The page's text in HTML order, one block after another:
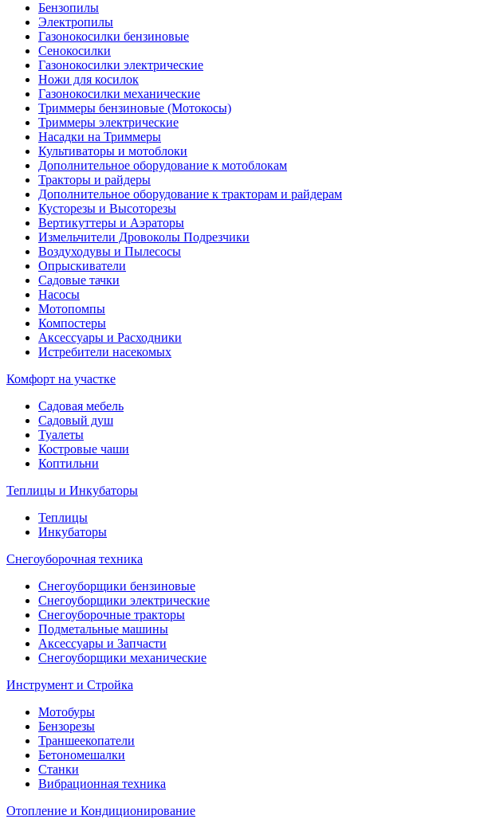
Бензопилы
Электропилы
Газонокосилки бензиновые
Сенокосилки
Газонокосилки электрические
Ножи для косилок
Газонокосилки механические
Триммеры бензиновые (Мотокосы)
Триммеры электрические
Насадки на Триммеры
Культиваторы и мотоблоки
Дополнительное оборудование к мотоблокам
Тракторы и райдеры
Дополнительное оборудование к тракторам и райдерам
Кусторезы и Высоторезы
Вертикуттеры и Аэраторы
Измельчители Дровоколы Подрезчики
Воздуходувы и Пылесосы
Опрыскиватели
Садовые тачки
Насосы
Мотопомпы
Компостеры
Аксессуары и Расходники
Истребители насекомых
Комфорт на участке
Садовая мебель
Садовый душ
Туалеты
Костровые чаши
Коптильни
Теплицы и Инкубаторы
Теплицы
Инкубаторы
Снегоуборочная техника
Снегоуборщики бензиновые
Снегоуборщики электрические
Снегоуборочные тракторы
Подметальные машины
Аксессуары и Запчасти
Снегоуборщики механические
Инструмент и Стройка
Мотобуры
Бензорезы
Траншеекопатели
Бетономешалки
Станки
Вибрационная техника
Отопление и Кондиционирование